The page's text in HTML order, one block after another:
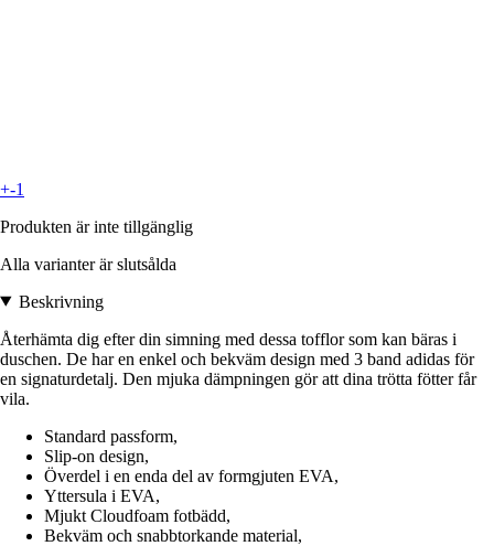
+-1
Produkten är inte tillgänglig
Alla varianter är slutsålda
Beskrivning
Återhämta dig efter din simning med dessa tofflor som kan bäras i
duschen. De har en enkel och bekväm design med 3 band adidas för
en signaturdetalj. Den mjuka dämpningen gör att dina trötta fötter får
vila.
Standard passform,
Slip-on design,
Överdel i en enda del av formgjuten EVA,
Yttersula i EVA,
Mjukt Cloudfoam fotbädd,
Bekväm och snabbtorkande material,